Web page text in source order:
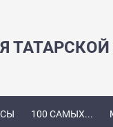
100 САМЫХ...